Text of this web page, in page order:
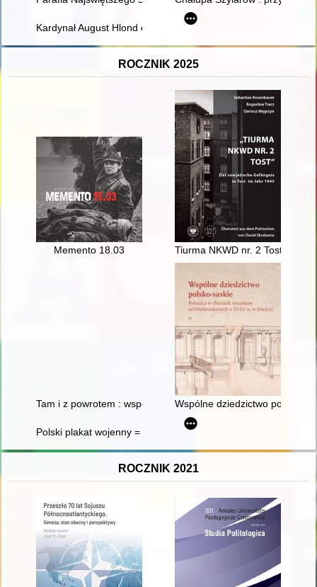
Kardynał August Hlond ordynariuszem diecezji i administracji
ROCZNIK 2025
Memento 18.03 Tiurma NKWD nr. 2 Tost" : das
Tam i z powrotem : wspomnienia artystki Teatru Wielkiego w
Wspólne dziedzictwo polsko-
Polski plakat wojenny = Polish world war II posters
ROCZNIK 2021